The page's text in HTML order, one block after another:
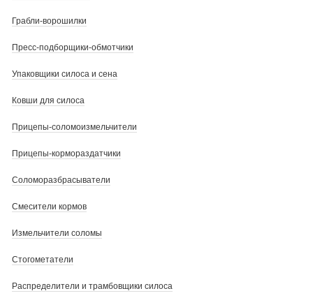
Грабли-ворошилки
Пресс-подборщики-обмотчики
Упаковщики силоса и сена
Ковши для силоса
Прицепы-соломоизмельчители
Прицепы-кормораздатчики
Соломоразбрасыватели
Смесители кормов
Измельчители соломы
Стогометатели
Распределители и трамбовщики силоса